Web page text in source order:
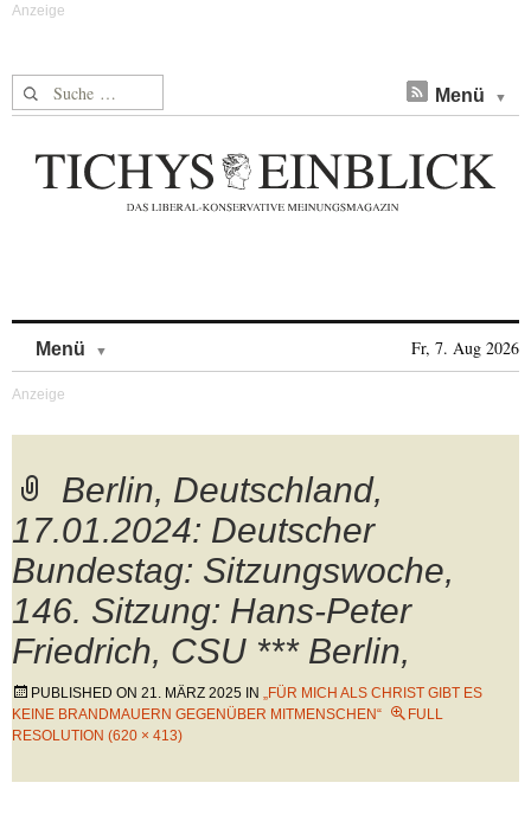
Suche nach: Menü
Menü Fr, 7. Aug 2026
Berlin, Deutschland,
17.01.2024: Deutscher
Bundestag: Sitzungswoche,
146. Sitzung: Hans-Peter
Friedrich, CSU *** Berlin,
PUBLISHED ON 21. MÄRZ 2025 IN „FÜR MICH ALS CHRIST GIBT ES
KEINE BRANDMAUERN GEGENÜBER MITMENSCHEN“
FULL
RESOLUTION (620 × 413)